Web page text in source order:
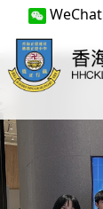
WeChat